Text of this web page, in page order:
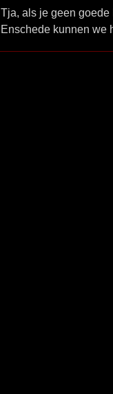
Tja, als je geen
Enschede kunnen we